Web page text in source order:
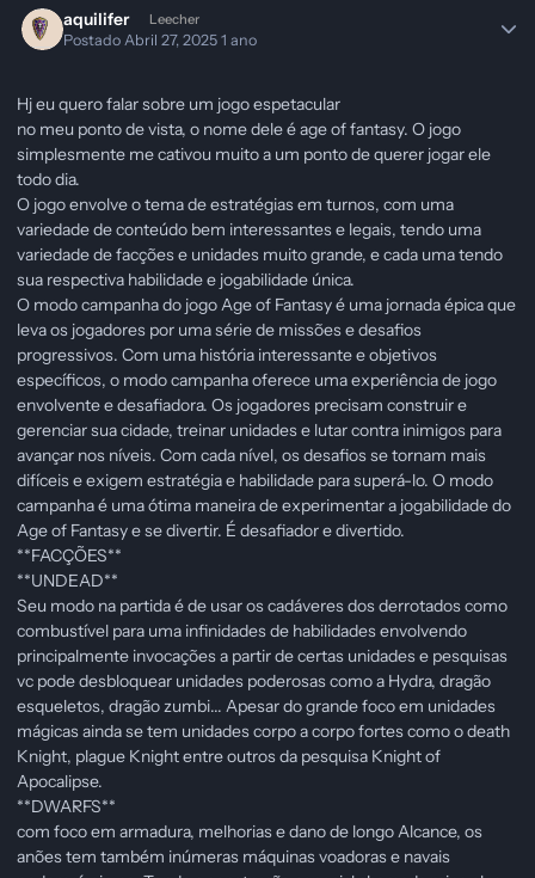
aquilifer Leecher
Postado Abril 27, 20251 ano
Hj eu quero falar sobre um jogo espetacular
no meu ponto de vista, o nome dele é age of fantasy. O jogo
simplesmente me cativou muito a um ponto de querer jogar ele
todo dia.
O jogo envolve o tema de estratégias em turnos, com uma
variedade de conteúdo bem interessantes e legais, tendo uma
variedade de facções e unidades muito grande, e cada uma tendo
sua respectiva habilidade e jogabilidade única.
O modo campanha do jogo Age of Fantasy é uma jornada épica que
leva os jogadores por uma série de missões e desafios
progressivos. Com uma história interessante e objetivos
específicos, o modo campanha oferece uma experiência de jogo
envolvente e desafiadora. Os jogadores precisam construir e
gerenciar sua cidade, treinar unidades e lutar contra inimigos para
avançar nos níveis. Com cada nível, os desafios se tornam mais
difíceis e exigem estratégia e habilidade para superá-lo. O modo
campanha é uma ótima maneira de experimentar a jogabilidade do
Age of Fantasy e se divertir. É desafiador e divertido.
**FACÇÕES**
**UNDEAD**
Seu modo na partida é de usar os cadáveres dos derrotados como
combustível para uma infinidades de habilidades envolvendo
principalmente invocações a partir de certas unidades e pesquisas
vc pode desbloquear unidades poderosas como a Hydra, dragão
esqueletos, dragão zumbi... Apesar do grande foco em unidades
mágicas ainda se tem unidades corpo a corpo fortes como o death
Knight, plague Knight entre outros da pesquisa Knight of
Apocalipse.
**DWARFS**
com foco em armadura, melhorias e dano de longo Alcance, os
anões tem também inúmeras máquinas voadoras e navais